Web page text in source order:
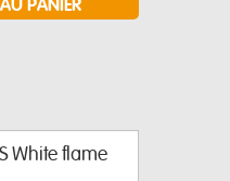
White flame